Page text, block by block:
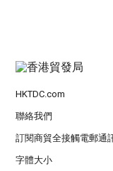
HKTDC.com
聯絡我們
訂閱商貿全接觸電郵通
字體大小